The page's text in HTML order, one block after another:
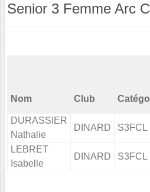
Senior 3 Femme Arc
Nom Club
DURASSIER
Nathalie
DINARD S3FCL
LEBRET
Isabelle
DINARD S3FCL